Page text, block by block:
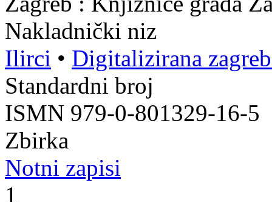
Nakladnički niz
Ilirci • Digitalizirana
Standardni broj
ISMN 979-0-801329-16-5
Zbirka
Notni zapisi
1